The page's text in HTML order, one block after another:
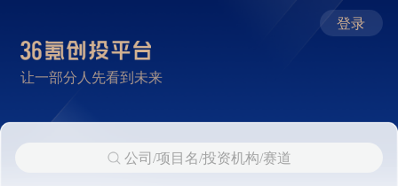
让一部分人先看到未来
登录
公司/项目名/投资机构/赛道